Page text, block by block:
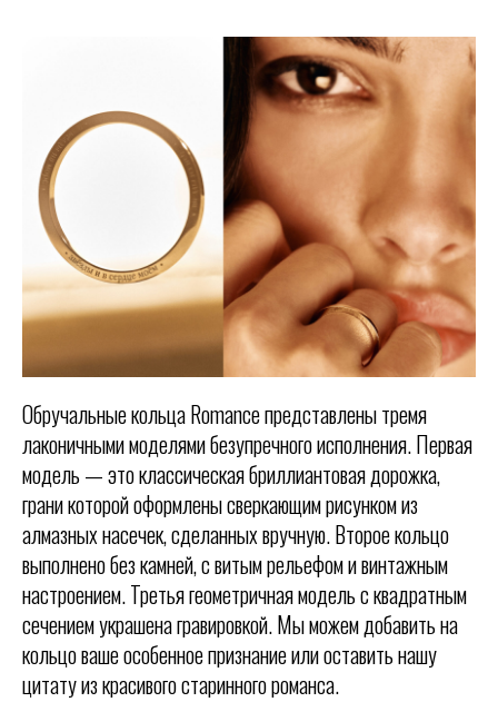
Обручальные кольца Romance представлены тремя
лаконичными моделями безупречного исполнения. Первая
модель — это классическая бриллиантовая дорожка,
грани которой оформлены сверкающим рисунком из
алмазных насечек, сделанных вручную. Второе кольцо
выполнено без камней, с витым рельефом и винтажным
настроением. Третья геометричная модель с квадратным
сечением украшена гравировкой. Мы можем добавить на
кольцо ваше особенное признание или оставить нашу
цитату из красивого старинного романса.